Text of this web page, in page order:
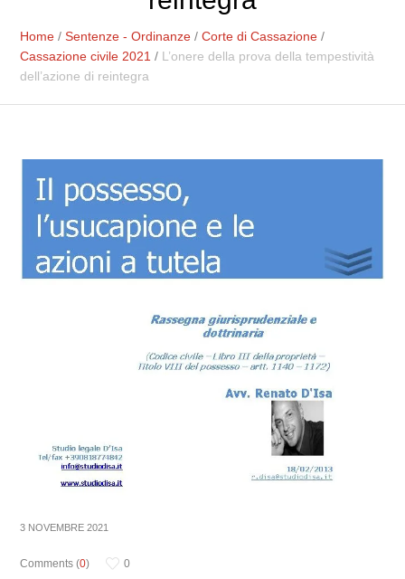
Home /Sentenze - Ordinanze /Corte di Cassazione /
Cassazione civile 2021 / L’onere della prova della tempestività
dell’azione di reintegra
3 NOVEMBRE 2021
Comments (0)
0